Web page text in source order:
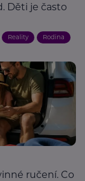
Děti je často
Reality Rodina
ručení. Co